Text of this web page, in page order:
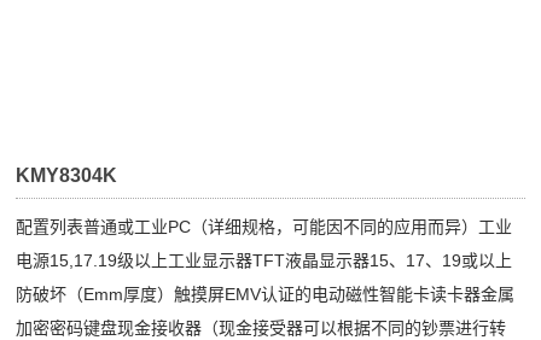
KMY8304K
配置列表普通或工业PC（详细规格，可能因不同的应用而异）工业
电源15,17.19级以上工业显示器TFT液晶显示器15、17、19或以上
防破坏（Emm厚度）触摸屏EMV认证的电动磁性智能卡读卡器金属
加密密码键盘现金接收器（现金接受器可以根据不同的钞票进行转